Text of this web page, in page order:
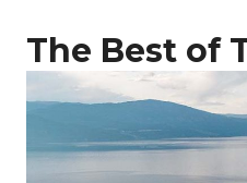
The Best of